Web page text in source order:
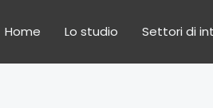
Home Lo studio Settori di